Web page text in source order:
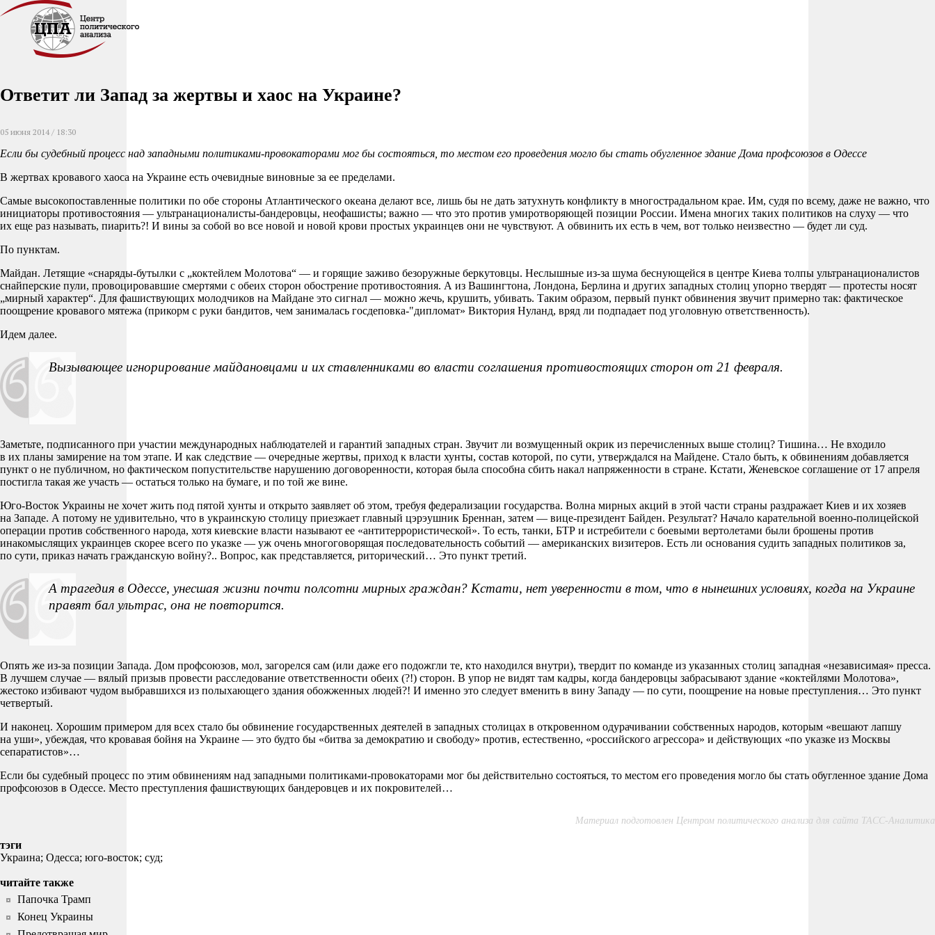
Ответит ли Запад за жертвы и хаос на Украине?
05 июня 2014 / 18:30
Если бы судебный процесс над западными политиками-провокаторами мог бы состояться, то местом его проведения могло бы стать обугленное здание Дома профсоюзов в Одессе
В жертвах кровавого хаоса на Украине есть очевидные виновные за ее пределами.
Самые высокопоставленные политики по обе стороны Атлантического океана делают все, лишь бы не дать затухнуть конфликту в многострадальном крае. Им, судя по всему, даже не важно, что
инициаторы противостояния — ультранационалисты-бандеровцы, неофашисты; важно — что это против умиротворяющей позиции России. Имена многих таких политиков на слуху — что
их еще раз называть, пиарить?! И вины за собой во все новой и новой крови простых украинцев они не чувствуют. А обвинить их есть в чем, вот только неизвестно — будет ли суд.
По пунктам.
Майдан. Летящие «снаряды-бутылки с „коктейлем Молотова“ — и горящие заживо безоружные беркутовцы. Неслышные из-за шума беснующейся в центре Киева толпы ультранационалистов
снайперские пули, провоцировавшие смертями с обеих сторон обострение противостояния. А из Вашингтона, Лондона, Берлина и других западных столиц упорно твердят — протесты носят
„мирный характер“. Для фашиствующих молодчиков на Майдане это сигнал — можно жечь, крушить, убивать. Таким образом, первый пункт обвинения звучит примерно так: фактическое
поощрение кровавого мятежа (прикорм с руки бандитов, чем занималась госдеповка-"дипломат» Виктория Нуланд, вряд ли подпадает под уголовную ответственность).
Идем далее.
Вызывающее игнорирование майдановцами и их ставленниками во власти соглашения противостоящих сторон от 21 февраля.
Заметьте, подписанного при участии международных наблюдателей и гарантий западных стран. Звучит ли возмущенный окрик из перечисленных выше столиц? Тишина… Не входило
в их планы замирение на том этапе. И как следствие — очередные жертвы, приход к власти хунты, состав которой, по сути, утверждался на Майдене. Стало быть, к обвинениям добавляется
пункт о не публичном, но фактическом попустительстве нарушению договоренности, которая была способна сбить накал напряженности в стране. Кстати, Женевское соглашение от 17 апреля
постигла такая же участь — остаться только на бумаге, и по той же вине.
Юго-Восток Украины не хочет жить под пятой хунты и открыто заявляет об этом, требуя федерализации государства. Волна мирных акций в этой части страны раздражает Киев и их хозяев
на Западе. А потому не удивительно, что в украинскую столицу приезжает главный цэрэушник Бреннан, затем — вице-президент Байден. Результат? Начало карательной военно-полицейской
операции против собственного народа, хотя киевские власти называют ее «антитеррористической». То есть, танки, БТР и истребители с боевыми вертолетами были брошены против
инакомыслящих украинцев скорее всего по указке — уж очень многоговорящая последовательность событий — американских визитеров. Есть ли основания судить западных политиков за,
по сути, приказ начать гражданскую войну?.. Вопрос, как представляется, риторический… Это пункт третий.
А трагедия в Одессе, унесшая жизни почти полсотни мирных граждан? Кстати, нет уверенности в том, что в нынешних условиях, когда на Украине
правят бал ультрас, она не повторится.
Опять же из-за позиции Запада. Дом профсоюзов, мол, загорелся сам (или даже его подожгли те, кто находился внутри), твердит по команде из указанных столиц западная «независимая» пресса.
В лучшем случае — вялый призыв провести расследование ответственности обеих (?!) сторон. В упор не видят там кадры, когда бандеровцы забрасывают здание «коктейлями Молотова»,
жестоко избивают чудом выбравшихся из полыхающего здания обожженных людей?! И именно это следует вменить в вину Западу — по сути, поощрение на новые преступления… Это пункт
четвертый.
И наконец. Хорошим примером для всех стало бы обвинение государственных деятелей в западных столицах в откровенном одурачивании собственных народов, которым «вешают лапшу
на уши», убеждая, что кровавая бойня на Украине — это будто бы «битва за демократию и свободу» против, естественно, «российского агрессора» и действующих «по указке из Москвы
сепаратистов»…
Если бы судебный процесс по этим обвинениям над западными политиками-провокаторами мог бы действительно состояться, то местом его проведения могло бы стать обугленное здание Дома
профсоюзов в Одессе. Место преступления фашиствующих бандеровцев и их покровителей…
Материал подготовлен Центром политического анализа для сайта ТАСС-Аналитика
тэги
Украина; Одесса; юго-восток; суд;
читайте также
Папочка Трамп
Конец Украины